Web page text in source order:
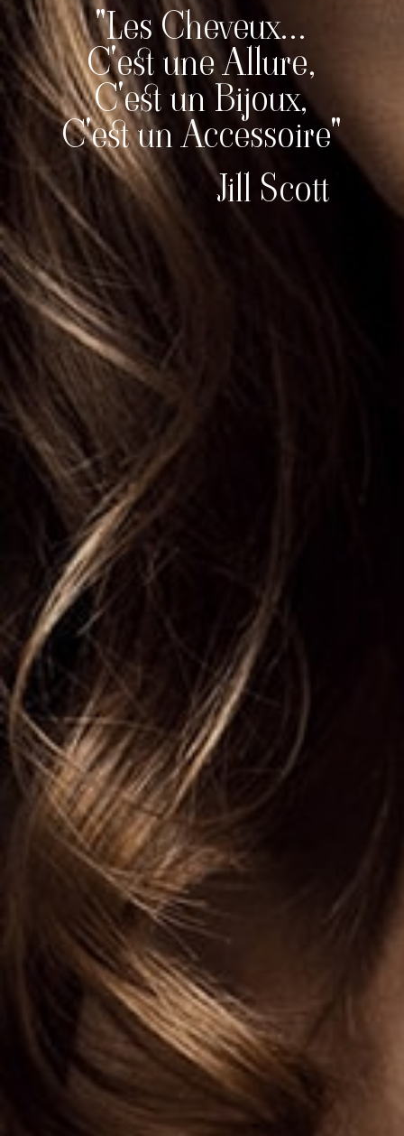
"Les Cheveux...
C'est une Allure,
C'est un Bijoux,
C'est un Accessoire"
Jill Scott